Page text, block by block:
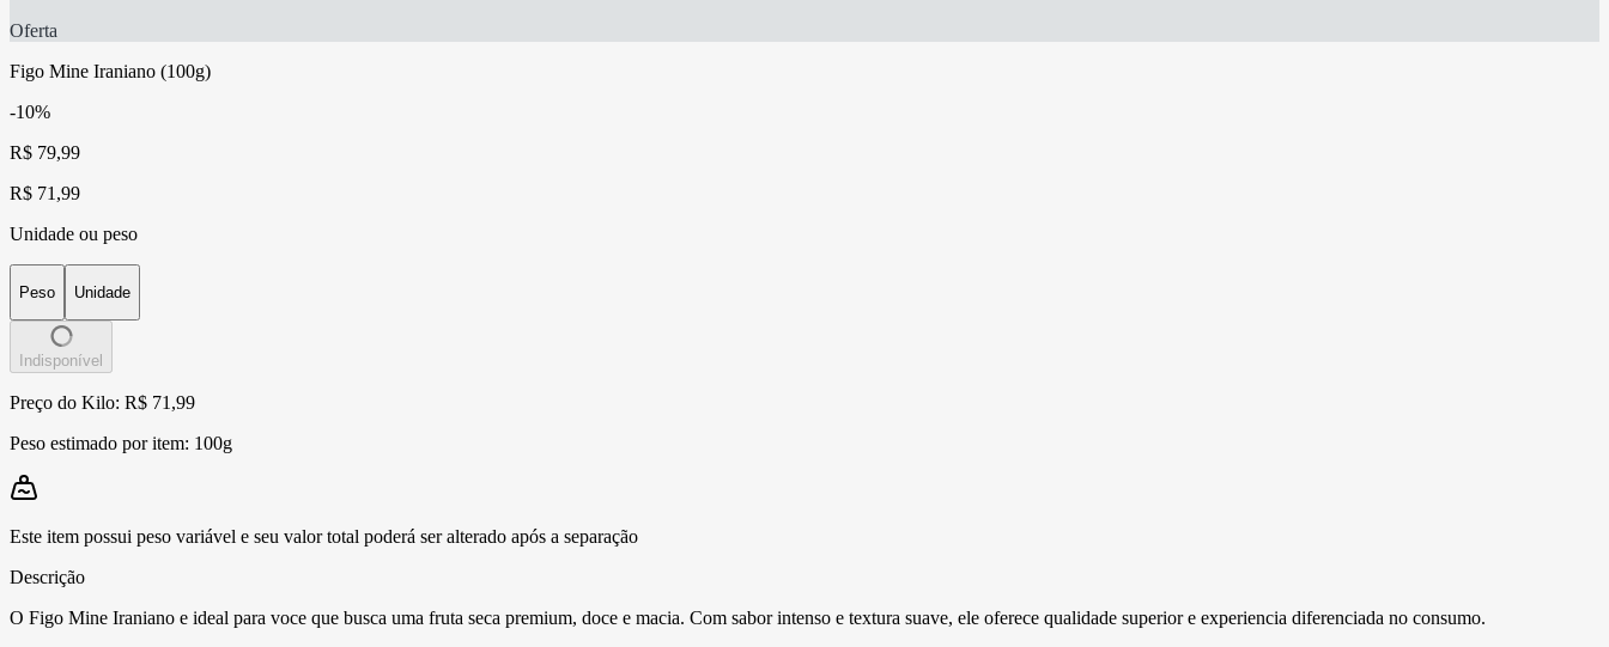
Oferta
Figo Mine Iraniano (100g)
-10%
R$ 79,99
R$ 71,99
Unidade ou peso
Peso Unidade
Indisponível
Preço do Kilo: R$ 71,99
Peso estimado por item: 100g
Este item possui peso variável e seu valor total poderá ser alterado após a separação
Descrição
O Figo Mine Iraniano e ideal para voce que busca uma fruta seca premium, doce e macia. Com sabor intenso e textura suave, ele oferece qualidade superior e experiencia diferenciada no consumo.